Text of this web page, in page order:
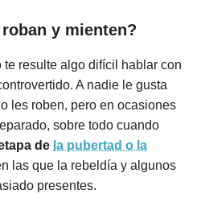
y mienten?
resulte algo difícil hablar con
A nadie le gusta
les roben, pero en ocasiones
sobre todo cuando
de la pubertad o la
las que la rebeldía y algunos
presentes.